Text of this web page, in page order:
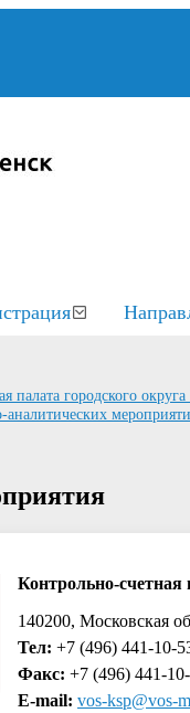
палата городского
аналитических
Контрольно-счетная
140200, Московская
Тел: +7 (496) 441-10-
Факс: +7 (496) 441-
E-mail: vos-ksp@vos-